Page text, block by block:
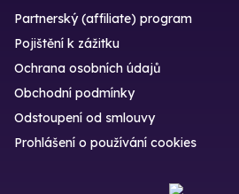
Partnerský (affiliate) program
Pojištění k zážitku
Ochrana osobních údajů
Obchodní podmínky
Odstoupení od smlouvy
Prohlášení o používání cookies